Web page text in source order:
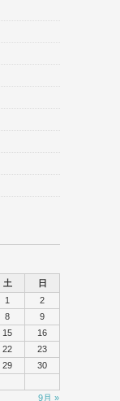
土
日
1
2
8
9
15
16
22
23
29
30
9月 »